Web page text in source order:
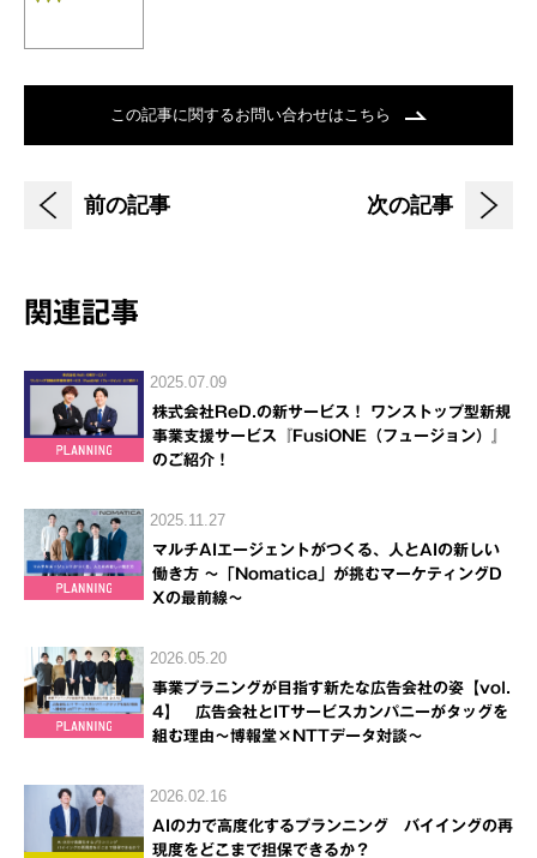
この記事に関するお問い合わせはこちら
前の記事 次の記事
関連記事
2025.07.09
株式会社ReD.の新サービス！ ワンストップ型新規
事業支援サービス『FusiONE（フュージョン）』
のご紹介！
2025.11.27
マルチAIエージェントがつくる、人とAIの新しい
働き方 ～「Nomatica」が挑むマーケティングD
Xの最前線～
2026.05.20
事業プラニングが目指す新たな広告会社の姿【vol.
4】 広告会社とITサービスカンパニーがタッグを
組む理由～博報堂×NTTデータ対談～
2026.02.16
AIの力で高度化するプランニング バイイングの再
現度をどこまで担保できるか？